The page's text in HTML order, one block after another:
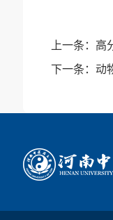
上一条： 高
下一条： 动